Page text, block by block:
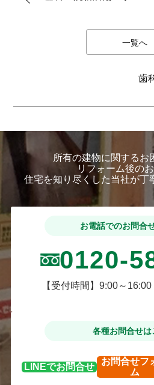
一覧へ
歯
所有の建物に関するお
リフォーム後の
住宅を知り尽くした当社が丁
お電話でのお問合
0120-
【受付時間】9:00～
各種お問合せは
LINEでお問合せ
お問合せフ
ム